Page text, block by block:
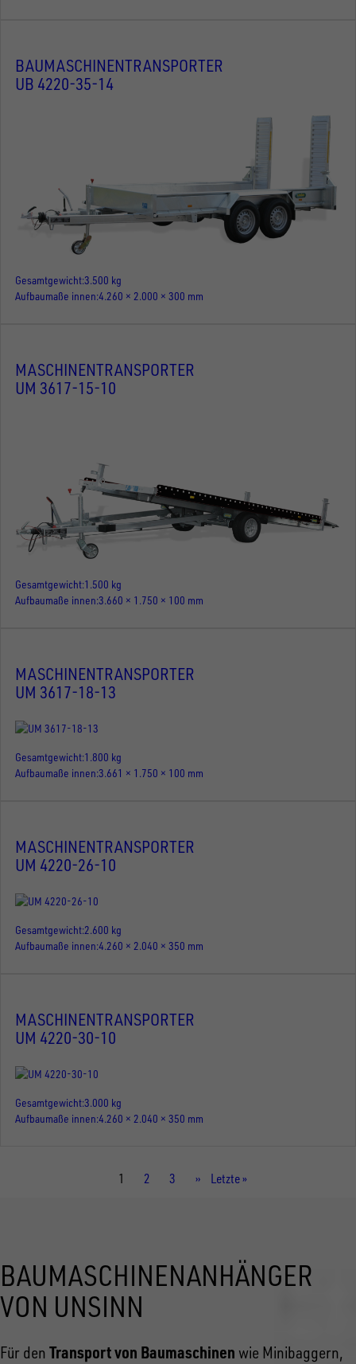
BAUMASCHINENTRANSPORTER
UB 4220-35-14
Gesamtgewicht3.500 kg
Aufbaumaße innen 4.260 × 2.000 × 300 mm
MASCHINENTRANSPORTER
UM 3617-15-10
Gesamtgewicht 1.500 kg
Aufbaumaße innen 3.660 × 1.750 × 100 mm
MASCHINENTRANSPORTER
UM 3617-18-13
Gesamtgewicht 1.800 kg
Aufbaumaße innen 3.661 × 1.750 × 100 mm
MASCHINENTRANSPORTER
UM 4220-26-10
Gesamtgewicht 2.600 kg
Aufbaumaße innen 4.260 × 2.040 × 350 mm
MASCHINENTRANSPORTER
UM 4220-30-10
Gesamtgewicht3.000 kg
Aufbaumaße innen 4.260 × 2.040 × 350 mm
Aktuelle
1 Seite
2 Seite
3
Nächste
››
Letzte
Letzte »
BAUMASCHINENANHÄNGER
VON UNSINN
Für den Transport von Baumaschinen wie Minibaggern,